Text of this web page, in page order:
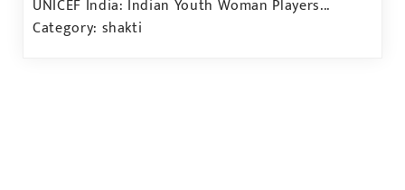
UNICEF India: Indian Youth Woman Players...
Category: shakti